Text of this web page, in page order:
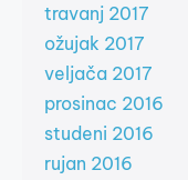
travanj 2017
ožujak 2017
veljača 2017
prosinac 2016
studeni 2016
rujan 2016